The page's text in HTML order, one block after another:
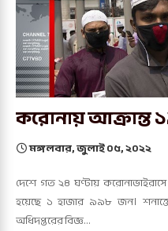
করোনায়
মঙ্গলবার, জুলাই ০৫, ২০২২
দেশে গত ২৪ ঘণ্টায়
হয়েছে ১ হাজার ৯৯৮ জন।
অধিদপ্তরের বিজ্ঞ…